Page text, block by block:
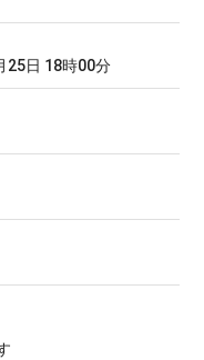
25日 18時00分